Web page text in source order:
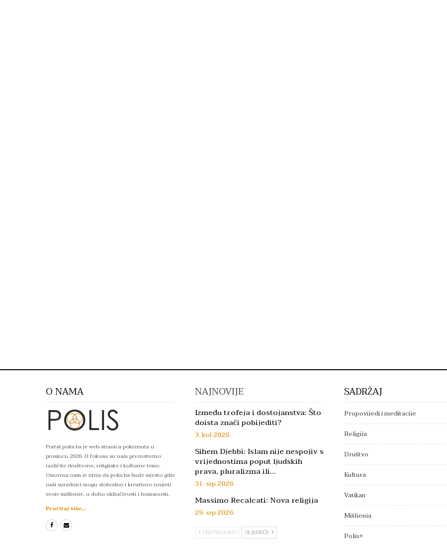
O NAMA
Portal polis.ba je web-stranica pokrenuta u
prosincu 2020. U fokusu su nam prvenstveno
različite društvene, religijske i kulturne teme.
Osnovna nam je ideja da polis.ba bude mjesto gdje
naši suradnici mogu slobodno i kreativno iznijeti
svoje mišljenje, u duhu uključivosti i humanosti.
Pročitaj više...
NAJNOVIJE
Između trofeja i dostojanstva: Što
doista znači pobijediti?
3. kol 2026.
Sihem Djebbi: Islam nije nespojiv s
vrijednostima poput ljudskih
prava, pluralizma ili…
31. srp 2026.
Massimo Recalcati: Nova religija
29. srp 2026.
PRETHODNO SLJEDEĆE
SADRŽAJ
Propovijedi i meditacije
Religija
Društvo
Kultura
Vatikan
Mišljenja
Polis+